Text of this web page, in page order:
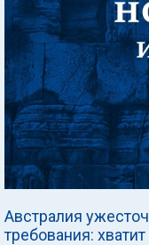
Австралия
требования: